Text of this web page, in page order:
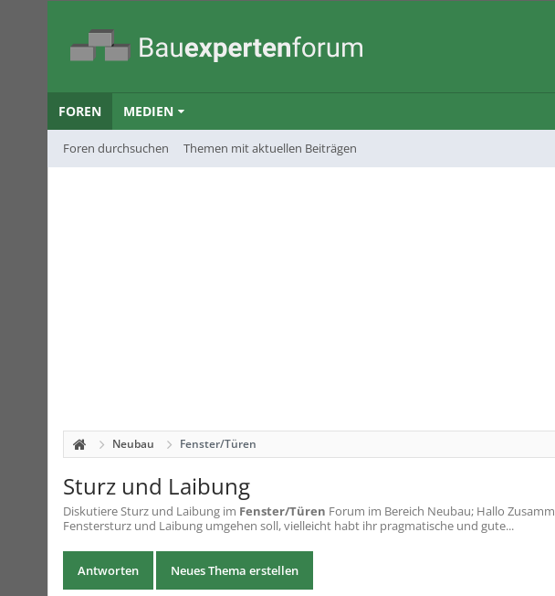
FOREN
Foren durchsuchen Themen mit aktuellen Beiträgen
MEDIEN
Neubau Fenster/Türen
Sturz und Laibung
DiskutiereSturz und Laibung im Fenster/Türen Forum im Bereich Neubau; Hallo
Fenstersturz und Laibung umgehen soll, vielleicht habt ihr pragmatische und gute...
Antworten Neues Thema erstellen